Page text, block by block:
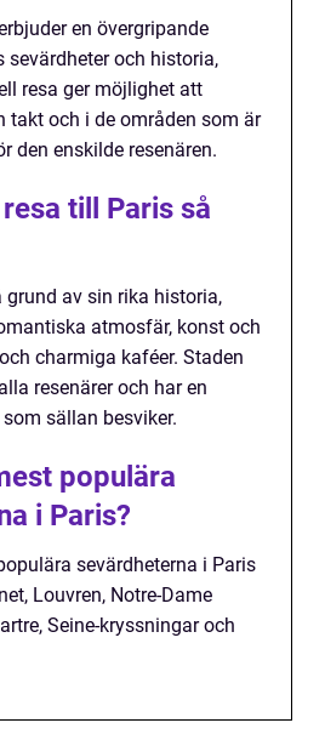
en övergripande
sevärdheter och historia,
resa ger möjlighet att
takt och i de områden som är
den enskilde resenären.
till Paris så
grund av sin rika historia,
atmosfär, konst och
charmiga kaféer. Staden
resenärer och har en
sällan besviker.
populära
i Paris?
sevärdheterna i Paris
Louvren, Notre-Dame
Seine-kryssningar och